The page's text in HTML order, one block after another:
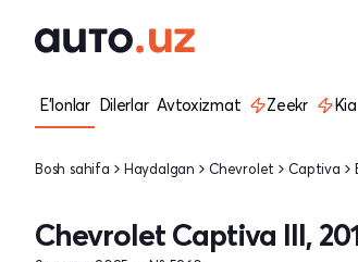
E'lonlar Dilerlar Avtoxizmat Zeekr Kia
Bosh sahifa Haydalgan Chevrolet Captiva
Chevrolet Captiva III,